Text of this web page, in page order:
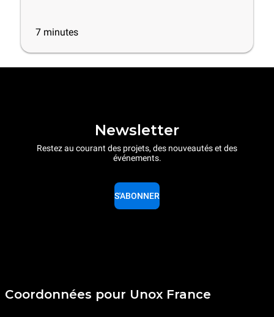
7 minutes
Newsletter
Restez au courant des projets, des nouveautés et des
événements.
S'ABONNER
Coordonnées pour Unox France